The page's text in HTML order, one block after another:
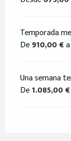
Temporada
De910,00 €a
Una semana
De1.085,00 €